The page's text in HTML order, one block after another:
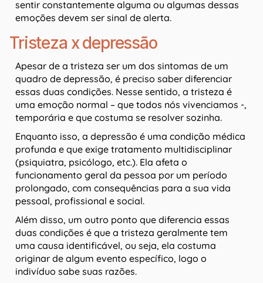
sentir constantemente alguma ou algumas dessas
emoções devem ser sinal de alerta.
Tristeza x depressão
Apesar de a tristeza ser um dos sintomas de um
quadro de depressão, é preciso saber diferenciar
essas duas condições. Nesse sentido, a tristeza é
uma emoção normal – que todos nós vivenciamos -,
temporária e que costuma se resolver sozinha.
Enquanto isso, a depressão é uma condição médica
profunda e que exige tratamento multidisciplinar
(psiquiatra, psicólogo, etc.). Ela afeta o
funcionamento geral da pessoa por um período
prolongado, com consequências para a sua vida
pessoal, profissional e social.
Além disso, um outro ponto que diferencia essas
duas condições é que a tristeza geralmente tem
uma causa identificável, ou seja, ela costuma
originar de algum evento específico, logo o
indivíduo sabe suas razões.